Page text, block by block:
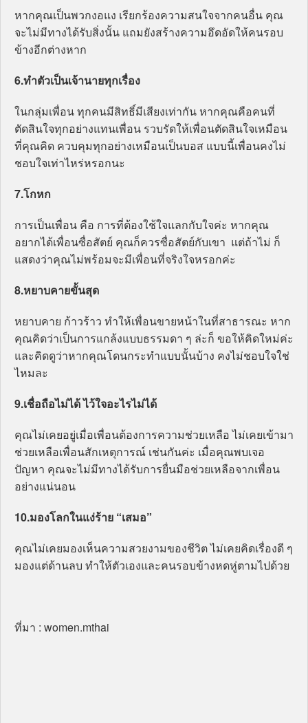
หากคุณเป็นพวกงอแง เรียกร้องความสนใจจากคนอื่น คุณ
จะไม่มีทางได้รับสิ่งนั้น แถมยังสร้างความอึดอัดให้คนรอบ
ข้างอีกต่างหาก
6.ทำตัวเป็นเจ้านายทุกเรื่อง
ในกลุ่มเพื่อน ทุกคนมีสิทธิ์มีเสียงเท่ากัน หากคุณคือคนที่
ตัดสินใจทุกอย่างแทนเพื่อน รวบรัดให้เพื่อนตัดสินใจเหมือน
ที่คุณคิด ควบคุมทุกอย่างเหมือนเป็นบอส แบบนี้เพื่อนคงไม่
ชอบใจเท่าไหร่หรอกนะ
7.โกหก
การเป็นเพื่อน คือ การที่ต้องใช้ใจแลกกับใจค่ะ หากคุณ
อยากได้เพื่อนซื่อสัตย์ คุณก็ควรซื่อสัตย์กับเขา แต่ถ้าไม่ ก็
แสดงว่าคุณไม่พร้อมจะมีเพื่อนที่จริงใจหรอกค่ะ
8.หยาบคายขั้นสุด
หยาบคาย ก้าวร้าว ทำให้เพื่อนขายหน้าในที่สาธารณะ หาก
คุณคิดว่าเป็นการแกล้งแบบธรรมดา ๆ ล่ะก็ ขอให้คิดใหม่ค่ะ
และคิดดูว่าหากคุณโดนกระทำแบบนั้นบ้าง คงไม่ชอบใจใช่
ไหมละ
9.เชื่อถือไม่ได้ ไว้ใจอะไรไม่ได้
คุณไม่เคยอยู่เมื่อเพื่อนต้องการความช่วยเหลือ ไม่เคยเข้ามา
ช่วยเหลือเพื่อนสักเหตุการณ์ เช่นกันค่ะ เมื่อคุณพบเจอ
ปัญหา คุณจะไม่มีทางได้รับการยื่นมือช่วยเหลือจากเพื่อน
อย่างแน่นอน
10.มองโลกในแง่ร้าย “เสมอ”
คุณไม่เคยมองเห็นความสวยงามของชีวิต ไม่เคยคิดเรื่องดี ๆ
มองแต่ด้านลบ ทำให้ตัวเองและคนรอบข้างหดหู่ตามไปด้วย
ที่มา : women.mthai